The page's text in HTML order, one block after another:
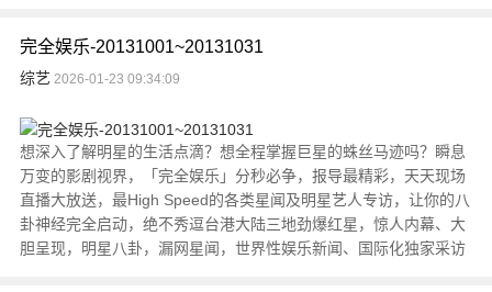
完全娱乐-20131001~20131031
综艺 2026-01-23 09:34:09
想深入了解明星的生活点滴？想全程掌握巨星的蛛丝马迹吗？瞬息
万变的影剧视界，「完全娱乐」分秒必争，报导最精彩，天天现场
直播大放送，最High Speed的各类星闻及明星艺人专访，让你的八
卦神经完全启动，绝不秀逗台港大陆三地劲爆红星，惊人内幕、大
胆呈现，明星八卦，漏网星闻，世界性娱乐新闻、国际化独家采访